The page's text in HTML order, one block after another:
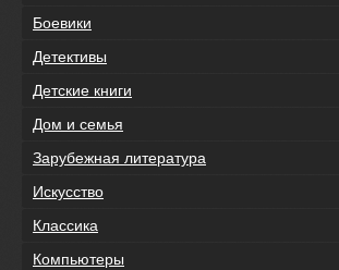
Боевики
Детективы
Детские книги
Дом и семья
Зарубежная литература
Искусство
Классика
Компьютеры